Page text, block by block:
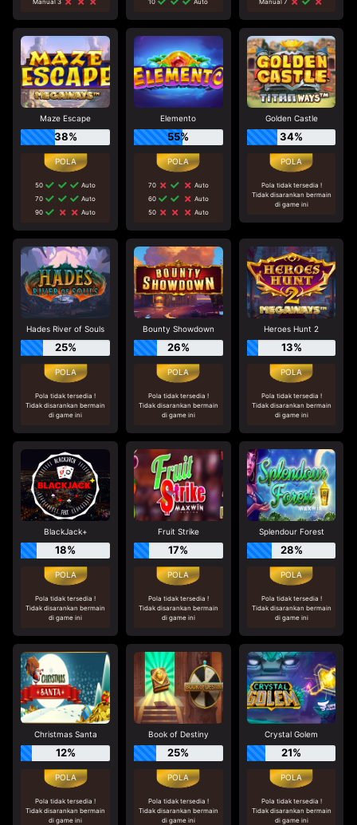
Maze Escape
38%
50
Auto
70
Auto
90
Auto
Elemento
55%
70
Auto
60
Auto
50
Auto
Golden Castle
34%
Pola tidak tersedia !
Tidak disarankan bermain
di game ini
Hades River of Souls
25%
Pola tidak tersedia !
Tidak disarankan bermain
di game ini
Bounty Showdown
26%
Pola tidak tersedia !
Tidak disarankan bermain
di game ini
Heroes Hunt 2
13%
Pola tidak tersedia !
Tidak disarankan bermain
di game ini
BlackJack+
18%
Pola tidak tersedia !
Tidak disarankan bermain
di game ini
Fruit Strike
17%
Pola tidak tersedia !
Tidak disarankan bermain
di game ini
Splendour Forest
28%
Pola tidak tersedia !
Tidak disarankan bermain
di game ini
Christmas Santa
12%
Pola tidak tersedia !
Tidak disarankan bermain
di game ini
Book of Destiny
25%
Pola tidak tersedia !
Tidak disarankan bermain
di game ini
Crystal Golem
21%
Pola tidak tersedia !
Tidak disarankan bermain
di game ini